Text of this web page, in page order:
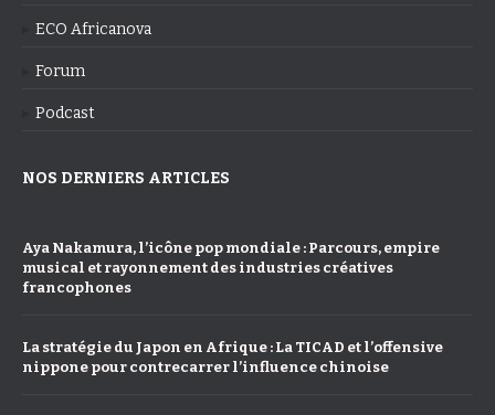
ECO Africanova
Forum
Podcast
NOS DERNIERS ARTICLES
Aya Nakamura, l’icône pop mondiale : Parcours, empire
musical et rayonnement des industries créatives
francophones
La stratégie du Japon en Afrique : La TICAD et l’offensive
nippone pour contrecarrer l’influence chinoise